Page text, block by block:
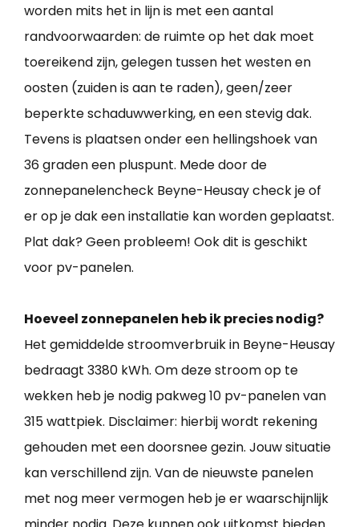
worden mits het in lijn is met een aantal
randvoorwaarden: de ruimte op het dak moet
toereikend zijn, gelegen tussen het westen en
oosten (zuiden is aan te raden), geen/zeer
beperkte schaduwwerking, en een stevig dak.
Tevens is plaatsen onder een hellingshoek van
36 graden een pluspunt. Mede door de
zonnepanelencheck Beyne-Heusay check je of
er op je dak een installatie kan worden geplaatst.
Plat dak? Geen probleem! Ook dit is geschikt
voor pv-panelen.
Hoeveel zonnepanelen heb ik precies nodig?
Het gemiddelde stroomverbruik in Beyne-Heusay
bedraagt 3380 kWh. Om deze stroom op te
wekken heb je nodig pakweg 10 pv-panelen van
315 wattpiek. Disclaimer: hierbij wordt rekening
gehouden met een doorsnee gezin. Jouw situatie
kan verschillend zijn. Van de nieuwste panelen
met nog meer vermogen heb je er waarschijnlijk